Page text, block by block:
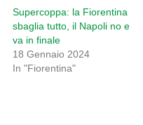
Supercoppa: la Fiorentina
sbaglia tutto, il Napoli no e
va in finale
18 Gennaio 2024
In "Fiorentina"